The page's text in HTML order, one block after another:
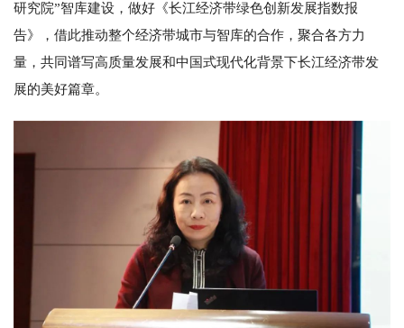
研究院”智库建设，做好《长江经济带绿色创新发展指数报
告》，借此推动整个经济带城市与智库的合作，聚合各方力
量，共同谱写高质量发展和中国式现代化背景下长江经济带发
展的美好篇章。